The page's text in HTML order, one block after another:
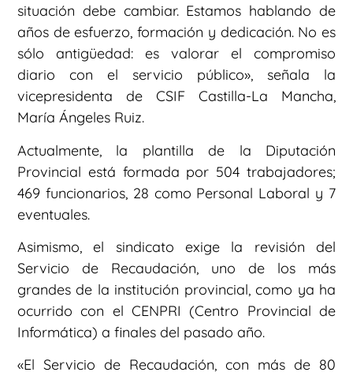
situación debe cambiar. Estamos hablando de
años de esfuerzo, formación y dedicación. No es
sólo antigüedad: es valorar el compromiso
diario con el servicio público», señala la
vicepresidenta de CSIF Castilla-La Mancha,
María Ángeles Ruiz.
Actualmente, la plantilla de la Diputación
Provincial está formada por 504 trabajadores;
469 funcionarios, 28 como Personal Laboral y 7
eventuales.
Asimismo, el sindicato exige la revisión del
Servicio de Recaudación, uno de los más
grandes de la institución provincial, como ya ha
ocurrido con el CENPRI (Centro Provincial de
Informática) a finales del pasado año.
«El Servicio de Recaudación, con más de 80